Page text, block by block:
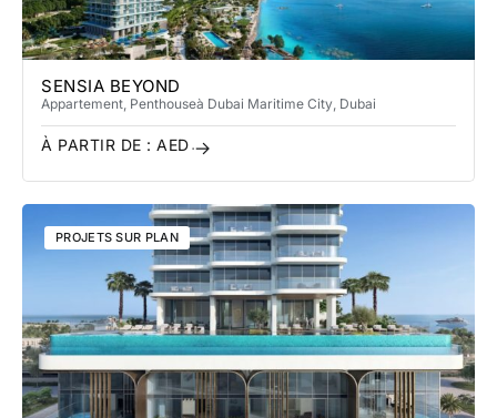
SENSIA BEYOND
Appartement, Penthouseà Dubai Maritime City , Dubai
À PARTIR DE : AED
PROJETS SUR PLAN